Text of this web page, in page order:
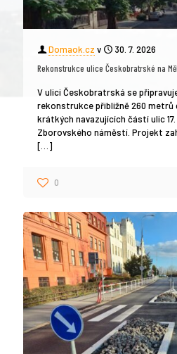
Domaok.cz v
30. 7. 2026
Rekonstrukce ulice Českobratrské na
V ulici Českobratrská se
rekonstrukce přibližně 260 metrů
krátkých navazujících částí ulic
Zborovského náměstí. Projekt
[…]
0